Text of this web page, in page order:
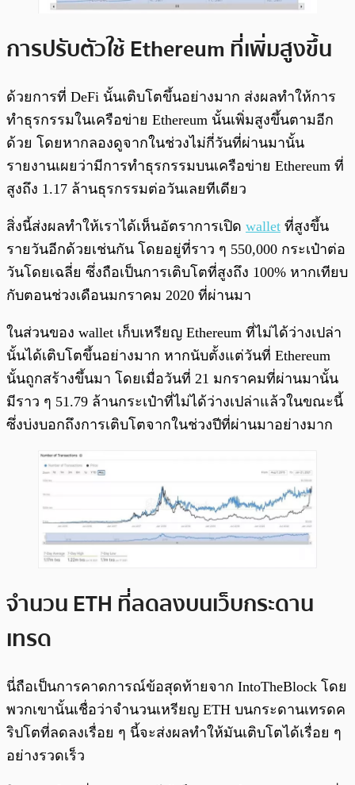
การปรับตัวใช้ Ethereum ที่เพิ่มสูงขึ้น
ด้วยการที่ DeFi นั้นเติบโตขึ้นอย่างมาก ส่งผลทำให้การ
ทำธุรกรรมในเครือข่าย Ethereum นั้นเพิ่มสูงขึ้นตามอีก
ด้วย โดยหากลองดูจากในช่วงไม่กี่วันที่ผ่านมานั้น
รายงานเผยว่ามีการทำธุรกรรมบนเครือข่าย Ethereum ที่
สูงถึง 1.17 ล้านธุรกรรมต่อวันเลยทีเดียว
สิ่งนี้ส่งผลทำให้เราได้เห็นอัตราการเปิด wallet ที่สูงขึ้น
รายวันอีกด้วยเช่นกัน โดยอยู่ที่ราว ๆ 550,000 กระเป๋าต่อ
วันโดยเฉลี่ย ซึ่งถือเป็นการเติบโตที่สูงถึง 100% หากเทียบ
กับตอนช่วงเดือนมกราคม 2020 ที่ผ่านมา
ในส่วนของ wallet เก็บเหรียญ Ethereum ที่ไม่ได้ว่างเปล่า
นั้นได้เติบโตขึ้นอย่างมาก หากนับตั้งแต่วันที่ Ethereum
นั้นถูกสร้างขึ้นมา โดยเมื่อวันที่ 21 มกราคมที่ผ่านมานั้น
มีราว ๆ 51.79 ล้านกระเป๋าที่ไม่ได้ว่างเปล่าแล้วในขณะนี้
ซึ่งบ่งบอกถึงการเติบโตจากในช่วงปีที่ผ่านมาอย่างมาก
จำนวน ETH ที่ลดลงบนเว็บกระดาน
เทรด
นี่ถือเป็นการคาดการณ์ข้อสุดท้ายจาก IntoTheBlock โดย
พวกเขานั้นเชื่อว่าจำนวนเหรียญ ETH บนกระดานเทรดค
ริปโตที่ลดลงเรื่อย ๆ นี้จะส่งผลทำให้มันเติบโตได้เรื่อย ๆ
อย่างรวดเร็ว